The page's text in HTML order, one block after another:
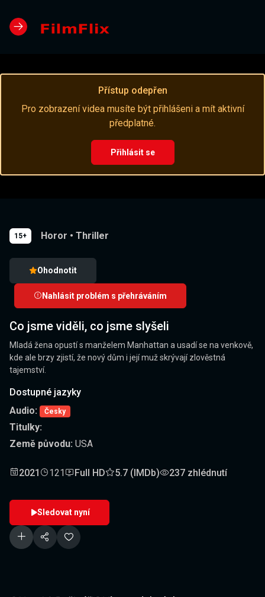
Přístup odepřen
Pro zobrazení videa musíte být přihlášeni a mít aktivní
předplatné.
Přihlásit se
15+ Horor • Thriller
Ohodnotit
Nahlásit problém s přehráváním
Co jsme viděli, co jsme slyšeli
Mladá žena opustí s manželem Manhattan a usadí se na venkově,
kde ale brzy zjistí, že nový dům i její muž skrývají zlověstná
tajemství.
Dostupné jazyky
Audio:
Česky
Titulky:
Země původu: USA
2021 121 Full HD 5.7 (IMDb) 237 zhlédnutí
Sledovat nyní